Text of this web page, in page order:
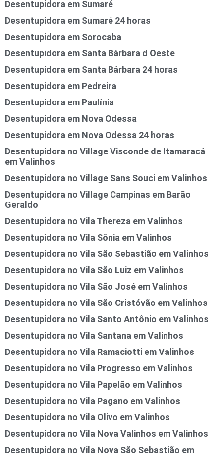
Desentupidora em Sumaré
Desentupidora em Sumaré 24 horas
Desentupidora em Sorocaba
Desentupidora em Santa Bárbara d Oeste
Desentupidora em Santa Bárbara 24 horas
Desentupidora em Pedreira
Desentupidora em Paulínia
Desentupidora em Nova Odessa
Desentupidora em Nova Odessa 24 horas
Desentupidora no Village Visconde de Itamaracá
em Valinhos
Desentupidora no Village Sans Souci em Valinhos
Desentupidora no Village Campinas em Barão
Geraldo
Desentupidora no Vila Thereza em Valinhos
Desentupidora no Vila Sônia em Valinhos
Desentupidora no Vila São Sebastião em Valinhos
Desentupidora no Vila São Luiz em Valinhos
Desentupidora no Vila São José em Valinhos
Desentupidora no Vila São Cristóvão em Valinhos
Desentupidora no Vila Santo Antônio em Valinhos
Desentupidora no Vila Santana em Valinhos
Desentupidora no Vila Ramaciotti em Valinhos
Desentupidora no Vila Progresso em Valinhos
Desentupidora no Vila Papelão em Valinhos
Desentupidora no Vila Pagano em Valinhos
Desentupidora no Vila Olivo em Valinhos
Desentupidora no Vila Nova Valinhos em Valinhos
Desentupidora no Vila Nova São Sebastião em